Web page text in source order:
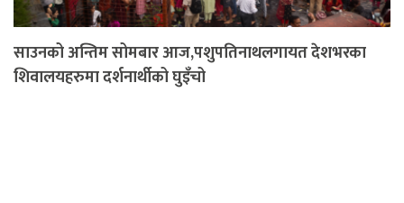
साउनको अन्तिम सोमबार आज,पशुपतिनाथलगायत देशभरका
शिवालयहरुमा दर्शनार्थीको घुइँचो